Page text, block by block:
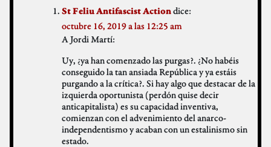
St Feliu Antifascist Actiondice:
octubre 16, 2019 a las 12:25 am
A Jordi Martí:
Uy, ¿ya han comenzado las purgas?. ¿No habéis
conseguido la tan ansiada República y ya estáis
purgando a la crítica?. Si hay algo que destacar de la
izquierda oportunista (perdón quise decir
anticapitalista) es su capacidad inventiva,
comienzan con el advenimiento del anarco-
independentismo y acaban con un estalinismo sin
estado.